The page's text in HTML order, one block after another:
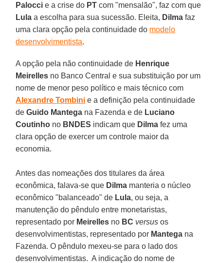
Palocci e a crise do PT com "mensalão", faz com que
Lula a escolha para sua sucessão. Eleita, Dilma faz
uma clara opção pela continuidade do modelo
desenvolvimentista.
A opção pela não continuidade de Henrique
Meirelles no Banco Central e sua substituição por um
nome de menor peso político e mais técnico com
Alexandre Tombini e a definição pela continuidade
deGuido Mantega na Fazenda e de Luciano
Coutinho no BNDES indicam que Dilma fez uma
clara opção de exercer um controle maior da
economia.
Antes das nomeações dos titulares da área
econômica, falava-se que Dilma manteria o núcleo
econômico "balanceado" de Lula, ou seja, a
manutenção do pêndulo entre monetaristas,
representado por Meirelles no BC versus os
desenvolvimentistas, representado por Mantega na
Fazenda. O pêndulo mexeu-se para o lado dos
desenvolvimentistas. A indicação do nome de